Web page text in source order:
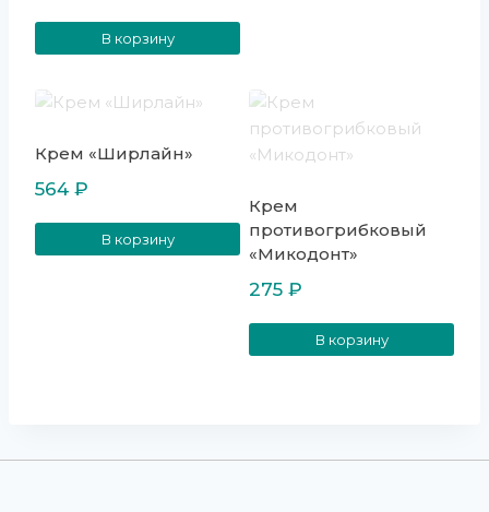
В корзину
Крем «Ширлайн»
564 ₽
В корзину
Крем
противогрибковый
«Микодонт»
275 ₽
В корзину